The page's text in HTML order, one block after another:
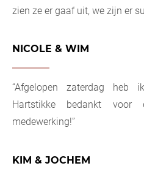
zien ze er gaaf uit, we zijn er
NICOLE & WIM
“Afgelopen zaterdag heb
Hartstikke bedankt
medewerking!”
KIM & JOCHEM